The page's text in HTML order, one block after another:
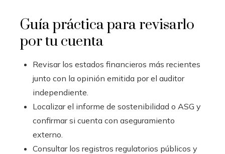
Guía práctica para revisarlo
por tu cuenta
Revisar los estados financieros más recientes
junto con la opinión emitida por el auditor
independiente.
Localizar el informe de sostenibilidad o ASG y
confirmar si cuenta con aseguramiento
externo.
Consultar los registros regulatorios públicos y